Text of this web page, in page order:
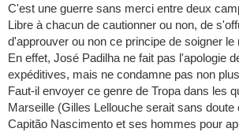
C'est une guerre sans merci entre deux
Libre à chacun de cautionner ou non, de
d'approuver ou non ce principe de soigner le
En effet, José Padilha ne fait pas l'apologie
expéditives, mais ne condamne pas non
Faut-il envoyer ce genre de Tropa dans les
Marseille (Gilles Lellouche serait sans doute
Capitão Nascimento et ses hommes pour